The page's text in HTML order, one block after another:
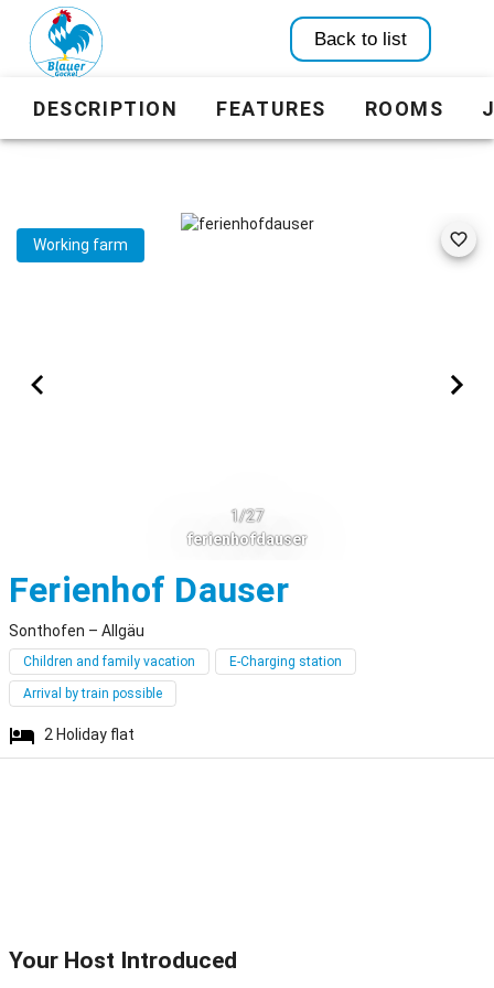
Back to list
DESCRIPTION FEATURES ROOMS
Working farm
1/27
ferienhofdauser
Ferienhof DauserSonthofen
Sonthofen – Allgäu
Children and family vacation E-Charging station
Arrival by train possible
2 Holiday flat
Your Host Introduced